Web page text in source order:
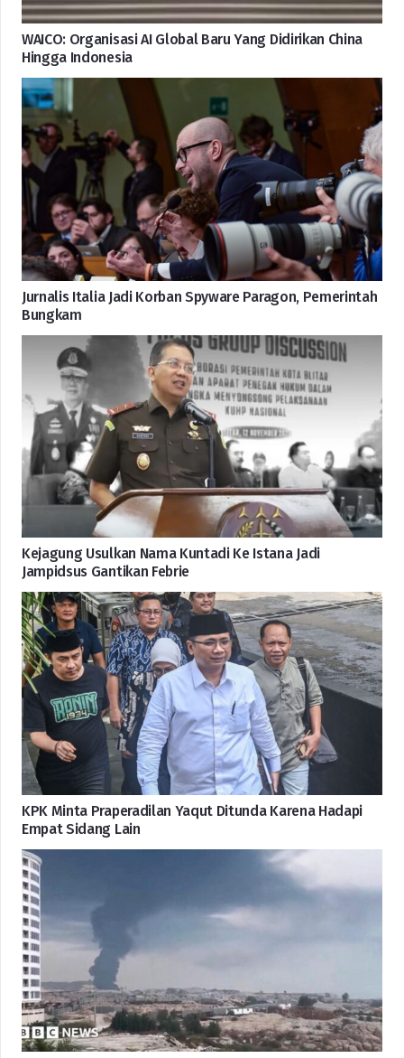
WAICO: Organisasi AI Global Baru Yang Didirikan China
Hingga Indonesia
Jurnalis Italia Jadi Korban Spyware Paragon, Pemerintah
Bungkam
Kejagung Usulkan Nama Kuntadi Ke Istana Jadi
Jampidsus Gantikan Febrie
KPK Minta Praperadilan Yaqut Ditunda Karena Hadapi
Empat Sidang Lain